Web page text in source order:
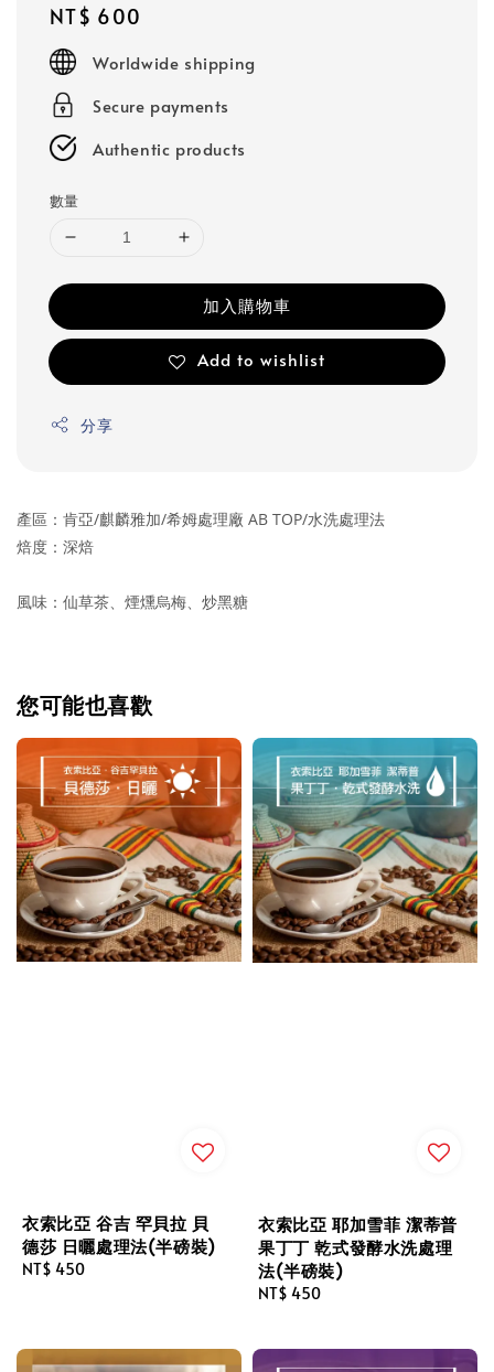
Regular
price
NT$ 600
Worldwide shipping
Secure payments
Authentic products
數量
加入購物車
Add to wishlist
分享
產區：肯亞/麒麟雅加/希姆處理廠 AB TOP/水洗處理法
焙度：深焙
風味：仙草茶、煙燻烏梅、炒黑糖
您可能也喜歡
衣索比亞 谷吉 罕貝拉 貝
德莎 日曬處理法(半磅裝)
Regular
NT$ 450
衣索比亞 耶加雪菲 潔蒂普
果丁丁 乾式發酵水洗處理
法(半磅裝)
Regular
NT$ 450